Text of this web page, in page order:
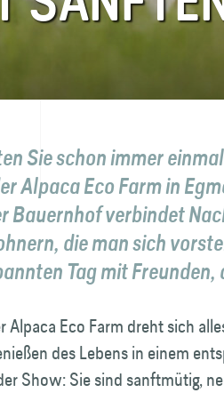
Sie schon immer
Alpaca Eco Farm in
Bauernhof verbindet
die man sich
Tag mit
Alpaca Eco Farm dreht sich
des Lebens in einem
Show: Sie sind sanftmütig,